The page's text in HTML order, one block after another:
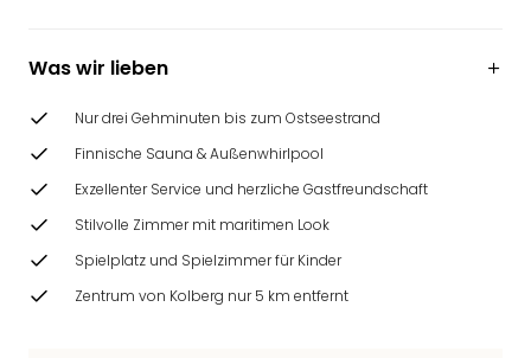
Was wir lieben
Nur drei Gehminuten bis zum Ostseestrand
Finnische Sauna & Außenwhirlpool
Exzellenter Service und herzliche Gastfreundschaft
Stilvolle Zimmer mit maritimen Look
Spielplatz und Spielzimmer für Kinder
Zentrum von Kolberg nur 5 km entfernt